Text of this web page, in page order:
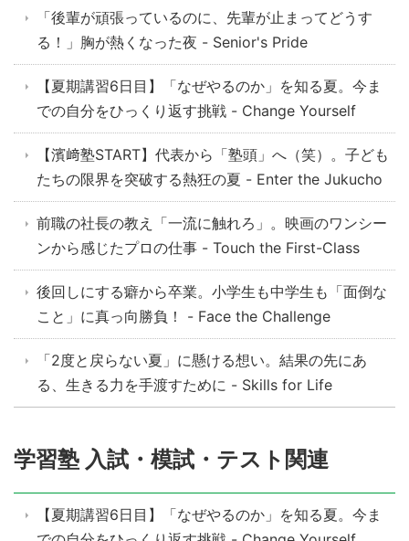
「後輩が頑張っているのに、先輩が止まってどうす
る！」胸が熱くなった夜 - Senior's Pride
【夏期講習6日目】「なぜやるのか」を知る夏。今ま
での自分をひっくり返す挑戦 - Change Yourself
【濱﨑塾START】代表から「塾頭」へ（笑）。子ども
たちの限界を突破する熱狂の夏 - Enter the Jukucho
前職の社長の教え「一流に触れろ」。映画のワンシー
ンから感じたプロの仕事 - Touch the First-Class
後回しにする癖から卒業。小学生も中学生も「面倒な
こと」に真っ向勝負！ - Face the Challenge
「2度と戻らない夏」に懸ける想い。結果の先にあ
る、生きる力を手渡すために - Skills for Life
学習塾 入試・模試・テスト関連
【夏期講習6日目】「なぜやるのか」を知る夏。今ま